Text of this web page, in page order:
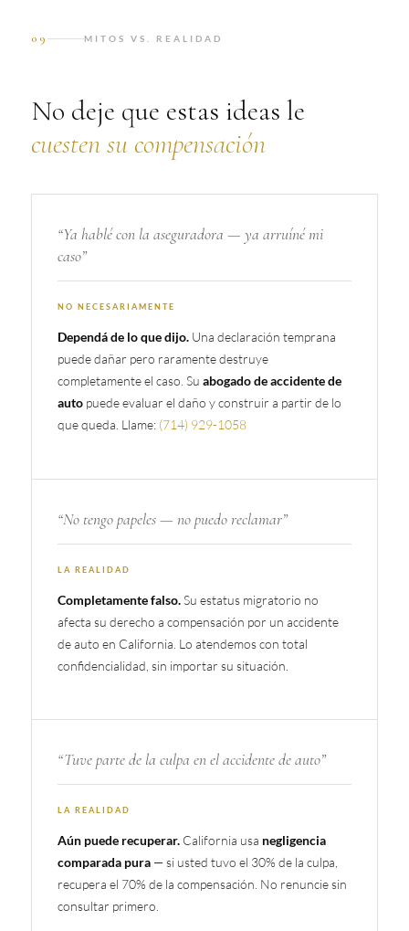
09 MITOS VS. REALIDAD
No deje que estas ideas le
cuesten su compensación
“Ya hablé con la aseguradora — ya arruíné mi
caso”
NO NECESARIAMENTE
Dependá de lo que dijo. Una declaración temprana
puede dañar pero raramente destruye
completamente el caso. Su abogado de accidente de
auto puede evaluar el daño y construir a partir de lo
que queda. Llame: (714) 929-1058
“No tengo papeles — no puedo reclamar”
LA REALIDAD
Completamente falso.Su estatus migratorio no
afecta su derecho a compensación por un accidente
de auto en California. Lo atendemos con total
confidencialidad, sin importar su situación.
“Tuve parte de la culpa en el accidente de auto”
LA REALIDAD
Aún puede recuperar. California usa negligencia
comparada pura — si usted tuvo el 30% de la culpa,
recupera el 70% de la compensación. No renuncie sin
consultar primero.